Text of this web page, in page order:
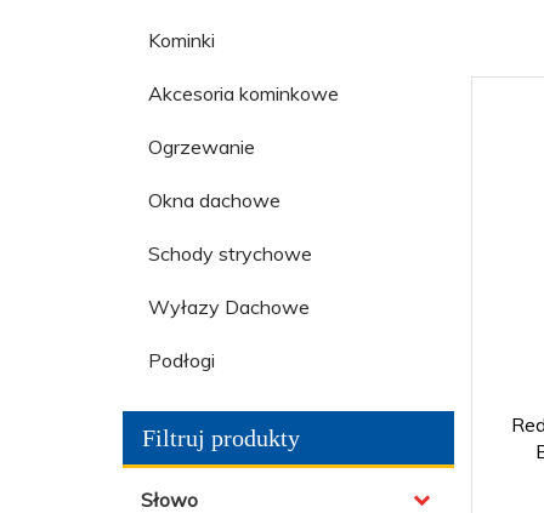
Kominki
Akcesoria kominkowe
Ogrzewanie
Okna dachowe
Schody strychowe
Wyłazy Dachowe
Podłogi
Filtruj produkty
Słowo